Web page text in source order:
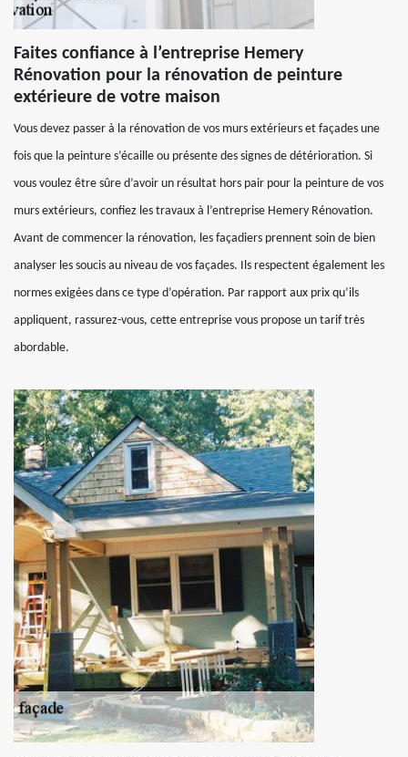
Faites confiance à l’entreprise Hemery
Rénovation pour la rénovation de peinture
extérieure de votre maison
Vous devez passer à la rénovation de vos murs extérieurs et façades une
fois que la peinture s’écaille ou présente des signes de détérioration. Si
vous voulez être sûre d’avoir un résultat hors pair pour la peinture de vos
murs extérieurs, confiez les travaux à l’entreprise Hemery Rénovation.
Avant de commencer la rénovation, les façadiers prennent soin de bien
analyser les soucis au niveau de vos façades. Ils respectent également les
normes exigées dans ce type d’opération. Par rapport aux prix qu’ils
appliquent, rassurez-vous, cette entreprise vous propose un tarif très
abordable.